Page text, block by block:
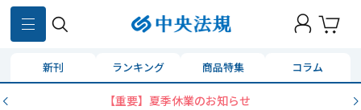
新刊 ランキング 商品特集 コラム
【重要】夏季休業のお知らせ